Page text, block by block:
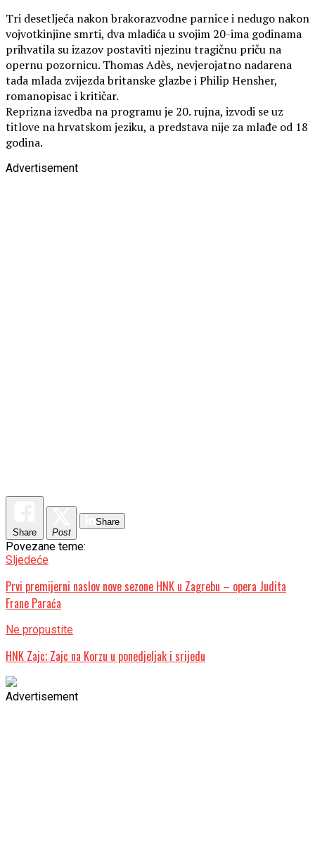
Tri desetljeća nakon brakorazvodne parnice i nedugo nakon
vojvotkinjine smrti, dva mladića u svojim 20-ima godinama
prihvatila su izazov postaviti njezinu tragičnu priču na
opernu pozornicu. Thomas Adès, nevjerojatno nadarena
tada mlada zvijezda britanske glazbe i Philip Hensher,
romanopisac i kritičar.
Reprizna izvedba na programu je 20. rujna, izvodi se uz
titlove na hrvatskom jeziku, a predstava nije za mlađe od 18
godina.
Advertisement
Share Post
Share
Povezane teme:
Sljedeće
Prvi premijerni naslov nove sezone HNK u Zagrebu – opera Judita
Frane Paraća
Ne propustite
HNK Zajc; Zajc na Korzu u ponedjeljak i srijedu
Advertisement